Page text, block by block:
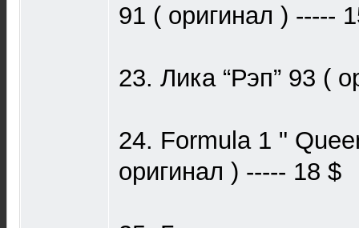
91 ( оригинал ) -----
23. Лика “Рэп” 93 (
24. Formula 1 "
оригинал ) ----- 18 $